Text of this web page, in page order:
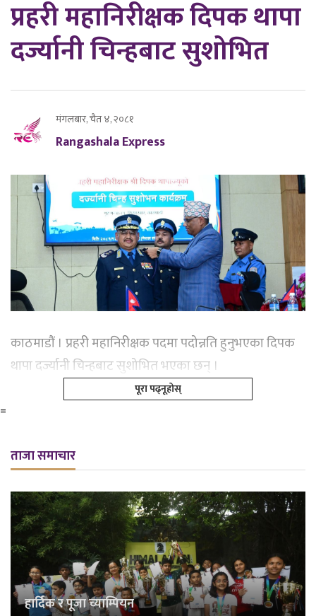
प्रहरी महानिरीक्षक दिपक थापा
दर्ज्यानी चिन्हबाट सुशोभित
मंगलबार, चैत ४, २०८१
Rangashala Express
काठमाडौं । प्रहरी महानिरीक्षक पदमा पदोन्नति हुनुभएका दिपक
थापा दर्ज्यानी चिन्हबाट सुशोभित भएका छन् ।
पूरा पढ्नूहोस्
=
ताजा समाचार
हार्दिक र पूजा च्याम्पियन